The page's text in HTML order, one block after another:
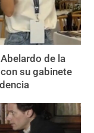
de la
su gabinete